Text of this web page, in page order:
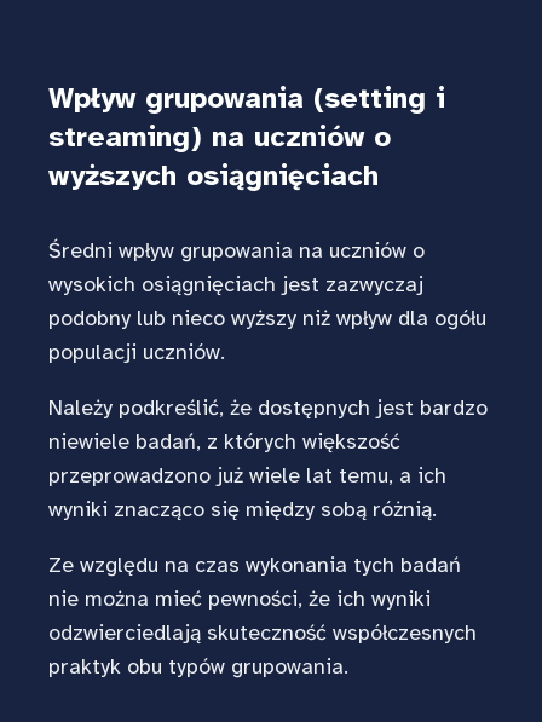
Wpływ grupowania (setting i
streaming) na uczniów o
wyższych osiągnięciach
Średni wpływ grupowania na uczniów o
wysokich osiągnięciach jest zazwyczaj
podobny lub nieco wyższy niż wpływ dla ogółu
populacji uczniów.
Należy podkreślić, że dostępnych jest bardzo
niewiele badań, z których większość
przeprowadzono już wiele lat temu, a ich
wyniki znacząco się między sobą różnią.
Ze względu na czas wykonania tych badań
nie można mieć pewności, że ich wyniki
odzwierciedlają skuteczność współczesnych
praktyk obu typów grupowania.